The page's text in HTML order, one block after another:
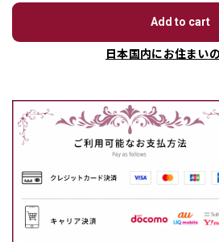
Add to cart
日本国内にお住まい